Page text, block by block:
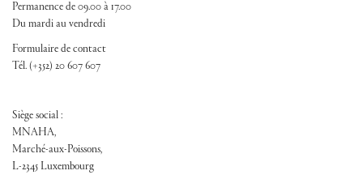
Permanence de 09.00 à 17.00
Du mardi au vendredi
Formulaire de contact
Tél. (+352) 20 607 607
Siège social :
MNAHA,
Marché-aux-Poissons,
L-2345 Luxembourg